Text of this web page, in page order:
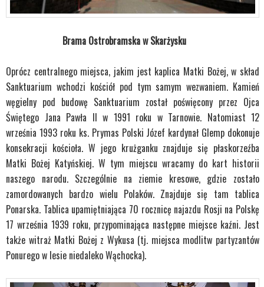
Brama Ostrobramska w Skarżysku
Oprócz centralnego miejsca, jakim jest kaplica Matki Bożej, w skład
Sanktuarium wchodzi kościół pod tym samym wezwaniem. Kamień
węgielny pod budowę Sanktuarium został poświęcony przez Ojca
Świętego Jana Pawła II w 1991 roku w Tarnowie. Natomiast 12
września 1993 roku ks. Prymas Polski Józef kardynał Glemp dokonuje
konsekracji kościoła. W jego krużganku znajduje się płaskorzeźba
Matki Bożej Katyńskiej. W tym miejscu wracamy do kart historii
naszego narodu. Szczególnie na ziemie kresowe, gdzie zostało
zamordowanych bardzo wielu Polaków. Znajduje się tam tablica
Ponarska. Tablica upamiętniająca 70 rocznicę najazdu Rosji na Polskę
17 września 1939 roku, przypominająca następne miejsce kaźni. Jest
także witraż Matki Bożej z Wykusa (tj. miejsca modlitw partyzantów
Ponurego w lesie niedaleko Wąchocka).